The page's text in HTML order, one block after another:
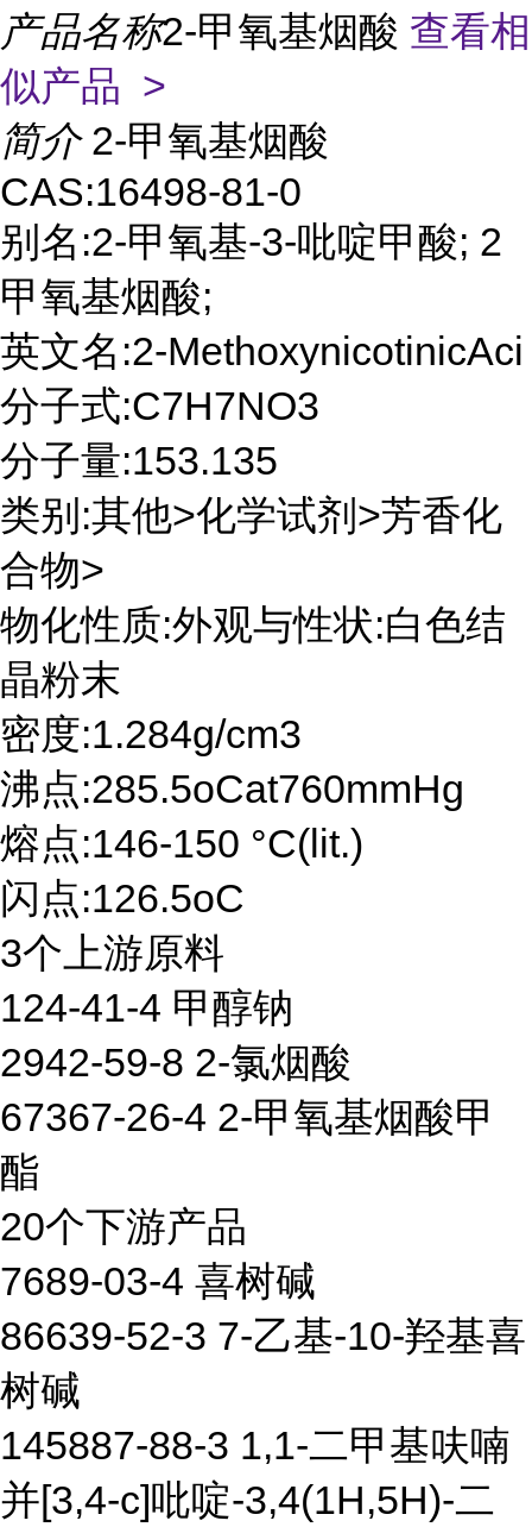
产品名称2-甲氧基烟酸 查看相
似产品 >
简介 2-甲氧基烟酸
CAS:16498-81-0
别名:2-甲氧基-3-吡啶甲酸; 2
甲氧基烟酸;
英文名:2-MethoxynicotinicAci
分子式:C7H7NO3
分子量:153.135
类别:其他>化学试剂>芳香化
合物>
物化性质:外观与性状:白色结
晶粉末
密度:1.284g/cm3
沸点:285.5oCat760mmHg
熔点:146-150 °C(lit.)
闪点:126.5oC
3个上游原料
124-41-4 甲醇钠
2942-59-8 2-氯烟酸
67367-26-4 2-甲氧基烟酸甲
酯
20个下游产品
7689-03-4 喜树碱
86639-52-3 7-乙基-10-羟基喜
树碱
145887-88-3 1,1-二甲基呋喃
并[3,4-c]吡啶-3,4(1H,5H)-二